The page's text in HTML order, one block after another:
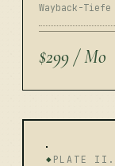
Wayback-Tiefe
$299 / Mo
PLATE